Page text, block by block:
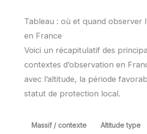
Tableau : où et quand observer
en France
Voici un récapitulatif des
contextes d’observation en
avec l’altitude, la période
statut de protection local.
Massif / contexte Altitude type